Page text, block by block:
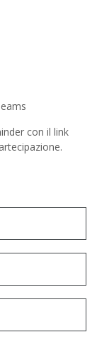
con il link